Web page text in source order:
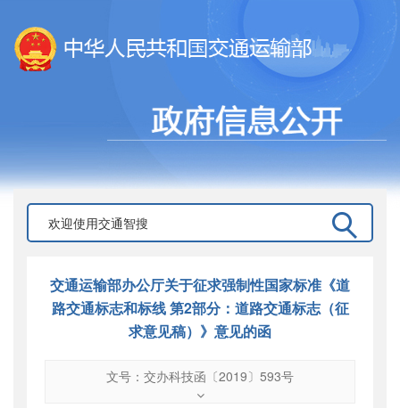
交通运输部办公厅关于征求强制性国家标准《道
路交通标志和标线 第2部分：道路交通标志（征
求意见稿）》意见的函
文号：交办科技函〔2019〕593号
交办科技函〔2019〕593号